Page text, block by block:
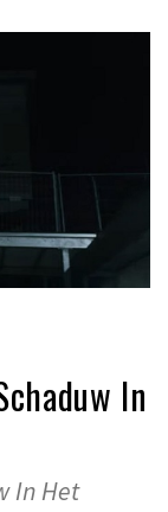
In
In Het